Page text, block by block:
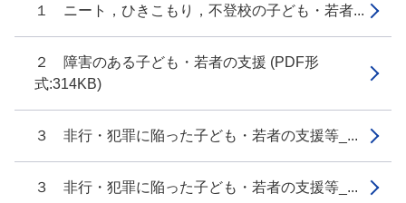
１ ニート，ひきこもり，不登校の子ども・若者...
２ 障害のある子ども・若者の支援 (PDF形
式:314KB)
３ 非行・犯罪に陥った子ども・若者の支援等_...
３ 非行・犯罪に陥った子ども・若者の支援等_...